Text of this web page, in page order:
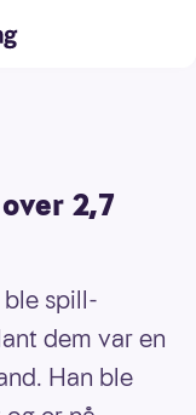
2,7
spill-
dem var en
Han ble